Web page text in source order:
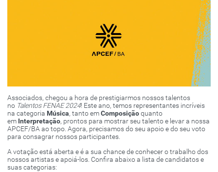
Associados, chegou a hora de prestigiarmos nossos talentos
no Talentos FENAE 2024! Este ano, temos representantes incríveis
na categoria Música, tanto emComposiçãoquanto
em Interpretação, prontos para mostrar seu talento e levar a nossa
APCEF/BA ao topo. Agora, precisamos do seu apoio e do seu voto
para consagrar nossos participantes.
A votação está aberta e é a sua chance de conhecer o trabalho dos
nossos artistas e apoiá-los. Confira abaixo a lista de candidatos e
suas categorias: